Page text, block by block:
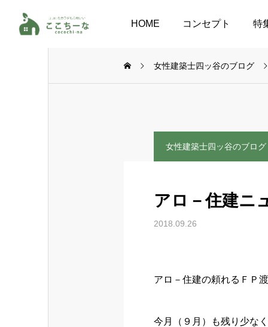
HOME コンセプト 特
女性建築士四ッ谷のブログ
女性建築士四ッ谷のブログ
アロ－住建ニ
2018.09.26
アロ－住建の頼れるＦＰ
今月（９月）も残り少な